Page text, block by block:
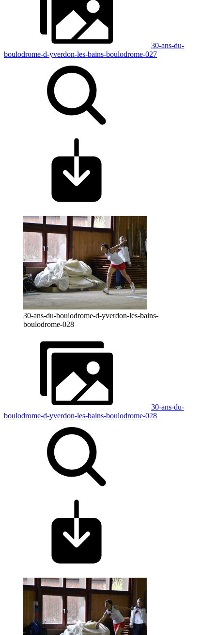
30-ans-du-
boulodrome-d-yverdon-les-bains-boulodrome-027
30-ans-du-boulodrome-d-yverdon-les-bains-
boulodrome-028
30-ans-du-
boulodrome-d-yverdon-les-bains-boulodrome-028